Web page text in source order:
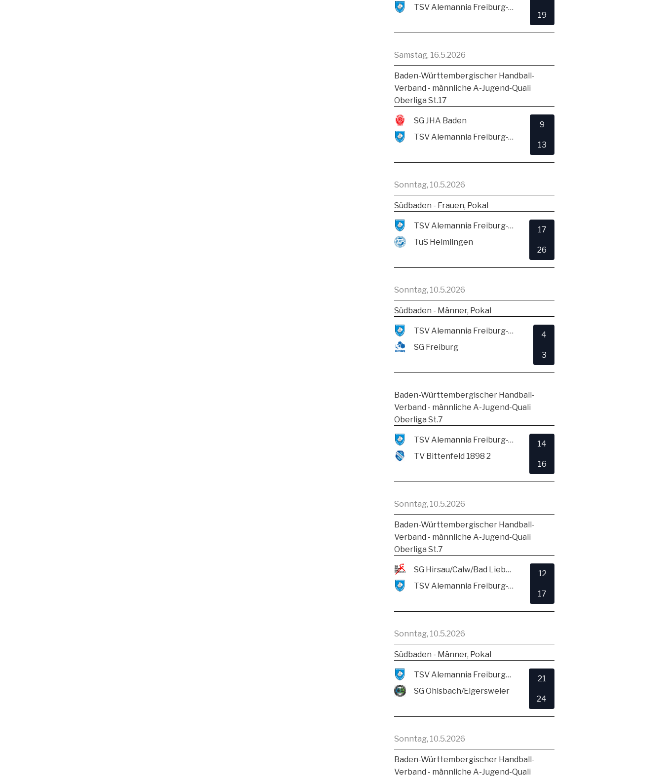
TSV Alemannia Freiburg-Zähringen
19
Samstag, 16.5.2026
Baden-Württembergischer Handball-
Verband - männliche A-Jugend-Quali
Oberliga St.17
SG JHA Baden
TSV Alemannia Freiburg-Zähringen
9
13
Sonntag, 10.5.2026
Südbaden - Frauen, Pokal
TSV Alemannia Freiburg-Zähringen
TuS Helmlingen
17
26
Sonntag, 10.5.2026
Südbaden - Männer, Pokal
TSV Alemannia Freiburg-Zähringen
SG Freiburg
4
3
Baden-Württembergischer Handball-
Verband - männliche A-Jugend-Quali
Oberliga St.7
TSV Alemannia Freiburg-Zähringen
TV Bittenfeld 1898 2
14
16
Sonntag, 10.5.2026
Baden-Württembergischer Handball-
Verband - männliche A-Jugend-Quali
Oberliga St.7
SG Hirsau/Calw/Bad Liebenzell
TSV Alemannia Freiburg-Zähringen
12
17
Sonntag, 10.5.2026
Südbaden - Männer, Pokal
TSV Alemannia Freiburg-Zähringen
SG Ohlsbach/Elgersweier
21
24
Sonntag, 10.5.2026
Baden-Württembergischer Handball-
Verband - männliche A-Jugend-Quali